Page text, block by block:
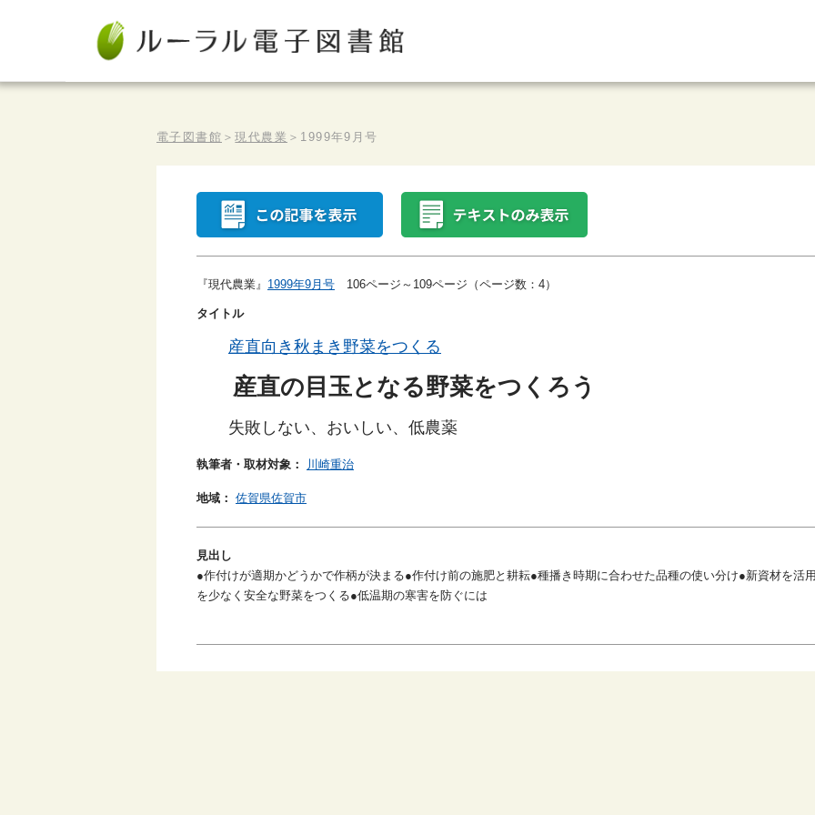
電子図書館 ＞現代農業 ＞ 1999年9月号
『現代農業』 1999年9月号 106ページ～109ページ（ページ数：4）
タイトル
産直向き秋まき野菜をつくる
産直の目玉となる野菜をつくろう
失敗しない、おいしい、低農薬
執筆者・取材対象： 川崎重治
地域： 佐賀県佐賀市
見出し
●作付けが適期かどうかで作柄が決まる●作付け前の施肥と耕耘●種播き時期に合わせた品種の使い分け●新資材を活
を少なく安全な野菜をつくる●低温期の寒害を防ぐには